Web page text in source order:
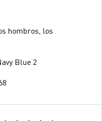
hombros, los
Blue 2